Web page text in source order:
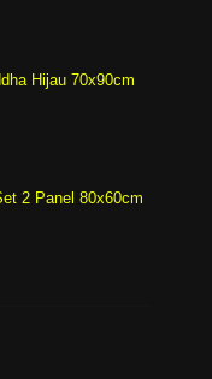
Hijau 70x90cm
2 Panel 80x60cm